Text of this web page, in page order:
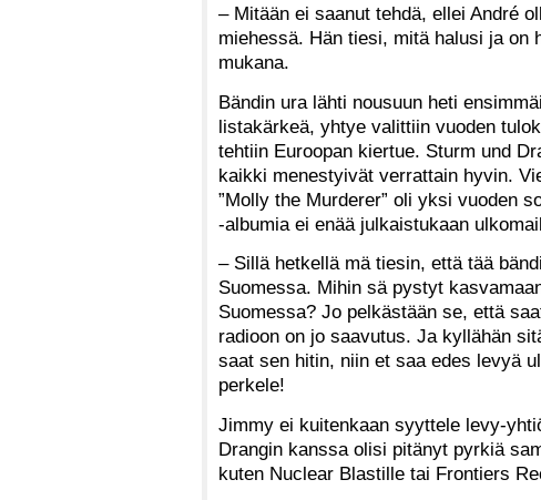
– Mitään ei saanut tehdä, ellei André
miehessä. Hän tiesi, mitä halusi ja on
mukana.
Bändin ura lähti nousuun heti
listakärkeä, yhtye valittiin vuoden
tehtiin Euroopan kiertue. Sturm und
kaikki menestyivät verrattain hyvin.
”Molly the Murderer” oli yksi vuoden
-albumia ei enää julkaistukaan
– Sillä hetkellä mä tiesin, että tää
Suomessa. Mihin sä pystyt
Suomessa? Jo pelkästään se, että
radioon on jo saavutus. Ja kyllähän
saat sen hitin, niin et saa edes levyä
perkele!
Jimmy ei kuitenkaan syyttele levy-
Drangin kanssa olisi pitänyt pyrkiä
kuten Nuclear Blastille tai Frontiers